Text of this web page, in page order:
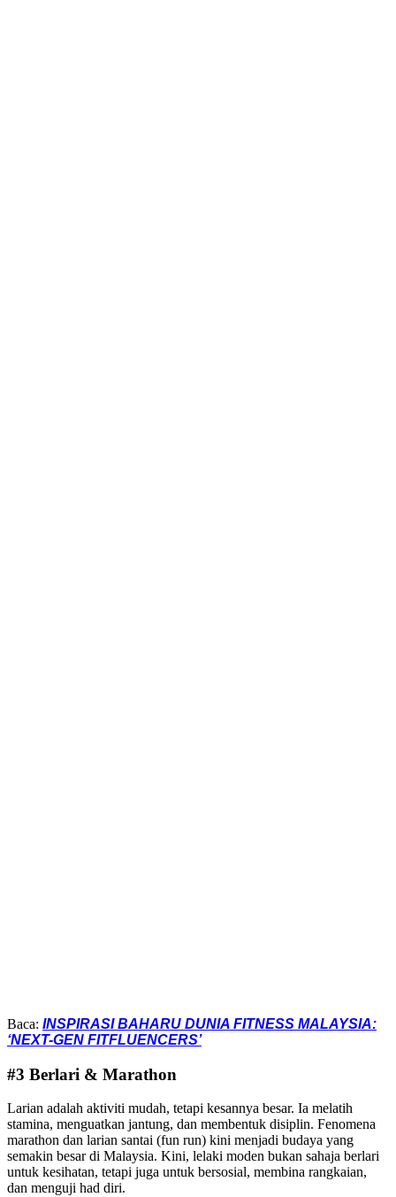
Baca: INSPIRASI BAHARU DUNIA FITNESS MALAYSIA:
‘NEXT-GEN FITFLUENCERS’
#3 Berlari & Marathon
Larian adalah aktiviti mudah, tetapi kesannya besar. Ia melatih
stamina, menguatkan jantung, dan membentuk disiplin. Fenomena
marathon dan larian santai (fun run) kini menjadi budaya yang
semakin besar di Malaysia. Kini, lelaki moden bukan sahaja berlari
untuk kesihatan, tetapi juga untuk bersosial, membina rangkaian,
dan menguji had diri.